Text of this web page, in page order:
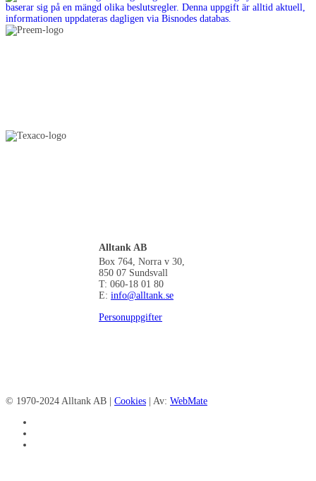
Alltank AB
Box 764, Norra v 30,
850 07 Sundsvall
T: 060-18 01 80
E: info@alltank.se
Personuppgifter
© 1970-2024 Alltank AB | Cookies | Av: WebMate